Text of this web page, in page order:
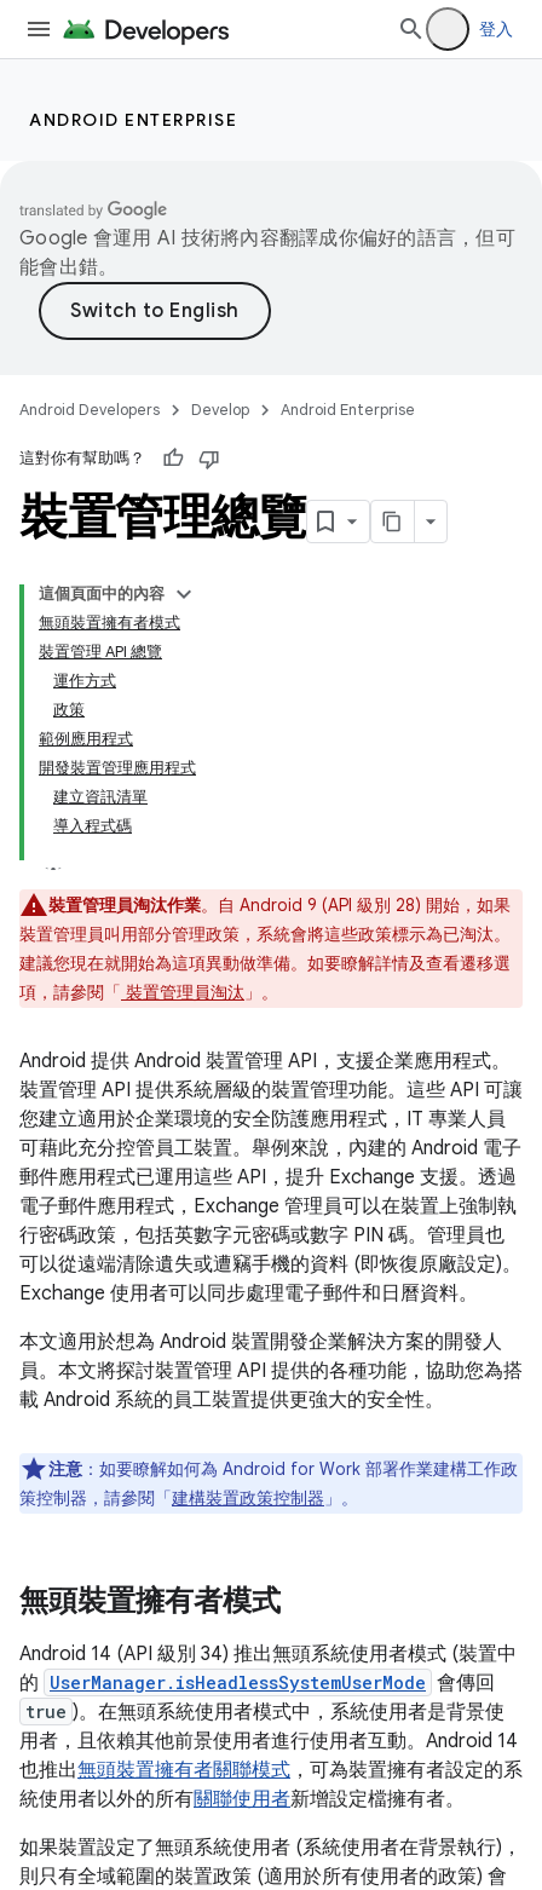
登入
ANDROID ENTERPRISE
Google 會運用 AI 技術將內容翻譯成你偏好的語言，但可
能會出錯。
Android Developers Develop Android Enterprise
這對你有幫助嗎？
裝置管理總覽
這個頁面中的內容
無頭裝置擁有者模式
裝置管理 API 總覽
運作方式
政策
範例應用程式
開發裝置管理應用程式
建立資訊清單
導入程式碼
裝置管理員淘汰作業。自 Android 9 (API 級別 28) 開始，如果
裝置管理員叫用部分管理政策，系統會將這些政策標示為已淘汰。
建議您現在就開始為這項異動做準備。如要瞭解詳情及查看遷移選
項，請參閱「 裝置管理員淘汰 」。
Android 提供 Android 裝置管理 API，支援企業應用程式。
裝置管理 API 提供系統層級的裝置管理功能。這些 API 可讓
您建立適用於企業環境的安全防護應用程式，IT 專業人員
可藉此充分控管員工裝置。舉例來說，內建的 Android 電子
郵件應用程式已運用這些 API，提升 Exchange 支援。透過
電子郵件應用程式，Exchange 管理員可以在裝置上強制執
行密碼政策，包括英數字元密碼或數字 PIN 碼。管理員也
可以從遠端清除遺失或遭竊手機的資料 (即恢復原廠設定)。
Exchange 使用者可以同步處理電子郵件和日曆資料。
本文適用於想為 Android 裝置開發企業解決方案的開發人
員。本文將探討裝置管理 API 提供的各種功能，協助您為搭
載 Android 系統的員工裝置提供更強大的安全性。
注意 ：如要瞭解如何為 Android for Work 部署作業建構工作政
策控制器，請參閱「建構裝置政策控制器 」。
無頭裝置擁有者模式
Android 14 (API 級別 34) 推出無頭系統使用者模式 (裝置中
的 UserManager.isHeadlessSystemUserMode 會傳回
true )。在無頭系統使用者模式中，系統使用者是背景使
用者，且依賴其他前景使用者進行使用者互動。Android 14
也推出無頭裝置擁有者關聯模式 ，可為裝置擁有者設定的系
統使用者以外的所有關聯使用者新增設定檔擁有者。
如果裝置設定了無頭系統使用者 (系統使用者在背景執行)，
則只有全域範圍的裝置政策 (適用於所有使用者的政策) 會